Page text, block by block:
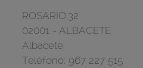
ROSARIO,32
02001 - ALBACETE
Albacete
Teléfono: 967 227 515